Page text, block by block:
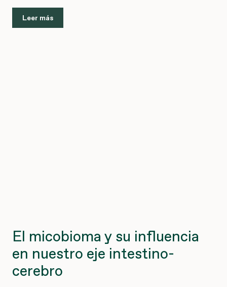
Leer más
El micobioma y su influencia
en nuestro eje intestino-
cerebro